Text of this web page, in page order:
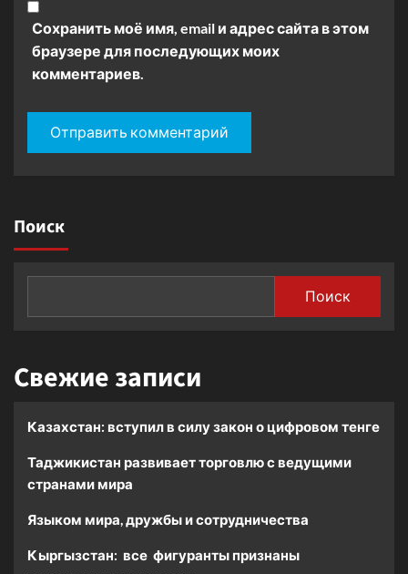
Сохранить моё имя, email и адрес сайта в этом
браузере для последующих моих
комментариев.
Поиск
Поиск
Свежие записи
Казахстан: вступил в силу закон о цифровом тенге
Таджикистан развивает торговлю с ведущими
странами мира
Языком мира, дружбы и сотрудничества
Кыргызстан: все фигуранты признаны